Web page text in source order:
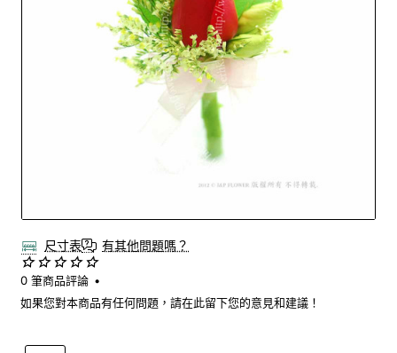
尺寸表 有其他問題嗎？
0 筆商品評論 •
如果您對本商品有任何問題，請在此留下您的意見和建議！